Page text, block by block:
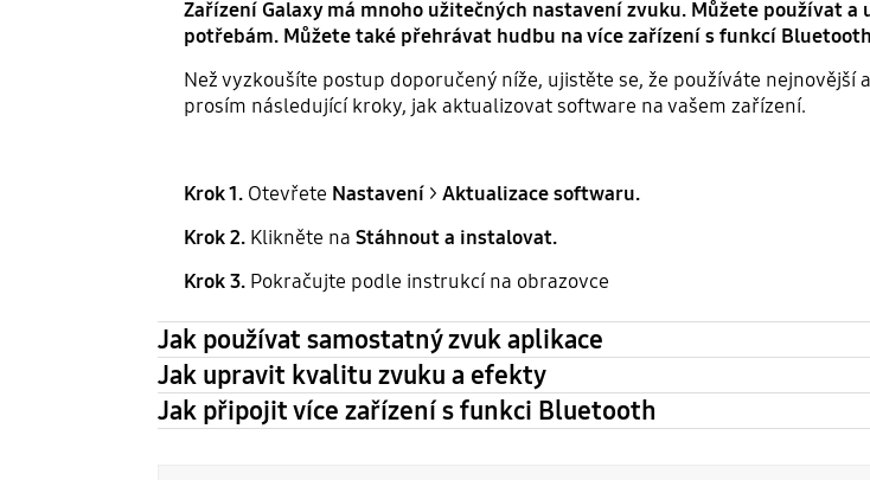
Zařízení Galaxy má mnoho užitečných nastavení zvuku. Můžete používat
potřebám. Můžete také přehrávat hudbu na více zařízení s funkcí
Než vyzkoušíte postup doporučený níže, ujistěte se, že používáte
prosím následující kroky, jak aktualizovat software na vašem zařízení.
Krok 1. Otevřete Nastavení> Aktualizace softwaru.
Krok 2. Klikněte na Stáhnout a instalovat.
Krok 3.Pokračujte podle instrukcí na obrazovce
Jak používat samostatný zvuk aplikace
Jak upravit kvalitu zvuku a efekty
Jak připojit více zařízení s funkci Bluetooth